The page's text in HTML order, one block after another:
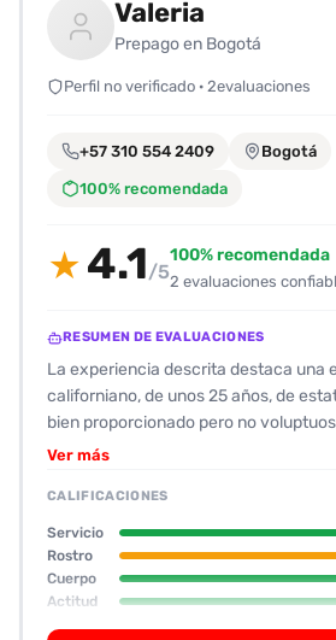
guardar
favoritas
para
fácilmente.
Valeria
Prepago en Bogotá
Perfil no verificado · 2evaluaciones
+57 310 554 2409 Bogotá
100% recomendada
★ 4.1/5
100% recomendada
2 evaluaciones
RESUMEN DE EVALUACIONES
La experiencia descrita destaca una
californiano, de unos 25 años, de
bien proporcionado pero no
con valoraciones de 8‑8,5 por su
servicio se percibe como alta; la
responde rápido a las consultas y
proactiva, mostrándose dispuesta a
momento. El oral se describe como
ha tenido, con técnica y velocidad
prolongado. También ofrece besos
Ver más
CALIFICACIONES
Servicio
Rostro
Cuerpo
Actitud